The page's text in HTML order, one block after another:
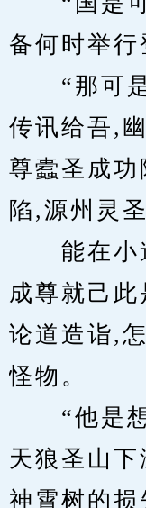
备何时举行
“那可是
传讯给吾,
尊蠹圣成
陷,源州灵
能在小道
成尊就己
论道造诣,
怪物。
“他是想
天狼圣山
神霄树的损